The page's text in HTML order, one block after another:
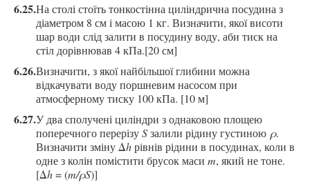
6.25.На столі стоїть тонкостінна циліндрична посудина з
діаметром 8 см і масою 1 кг. Визначити, якої висоти
шарводи слід залити в посудину воду, аби тиск на
стіл дорівнював 4 кПа.[20 см]
6.26.Визначити, з якої найбільшої глибини можна
відкачувати воду поршневим насосом при
атмосферному тиску 100 кПа. [10 м]
6.27.У два сполучені циліндри з однаковою площею
поперечного перерізуSзалили рідину густиною ρ.
Визначити зміну Δhрівнів рідини в посудинах, коли в
одне з колін помістити брусок маси m, який не тоне.
[Δh= (m/ρS)]